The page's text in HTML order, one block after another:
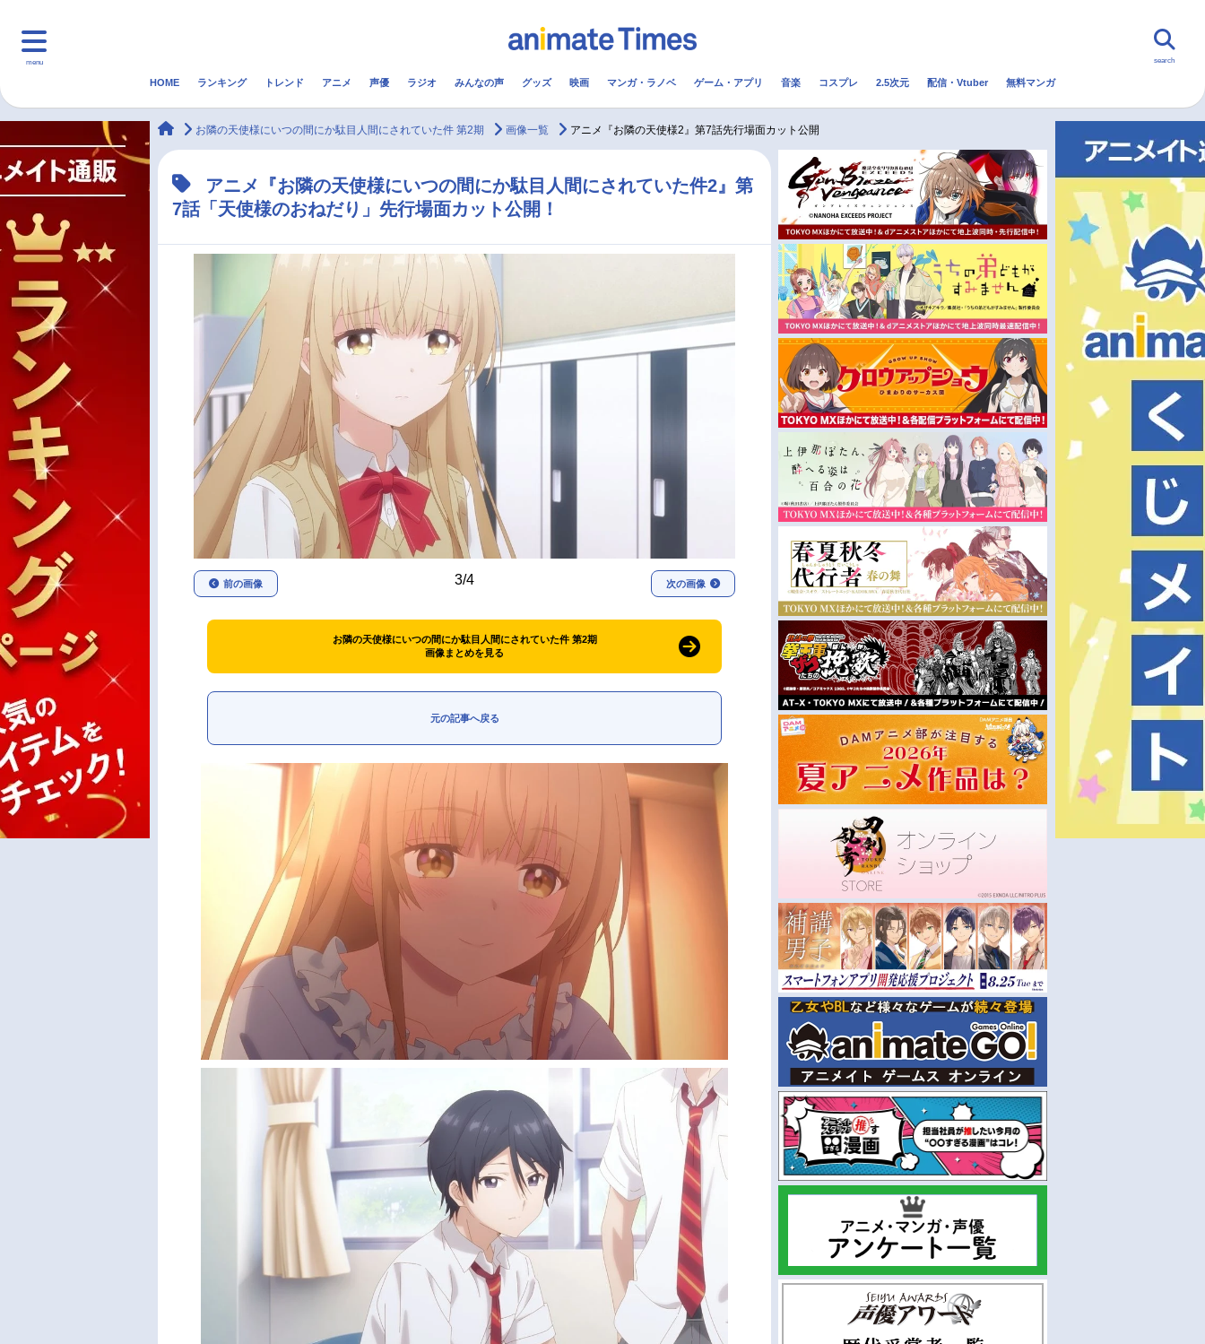
menu
マンガ・ラノベ ゲーム・アプリ 音楽 コスプレ 2.5次元 配信・Vtuber トレンド 無料マンガ
アニメ記事一覧
声優記事一覧 男性声優/女性声優一覧
今期アニメ曜日別一覧 秋アニメ
冬アニメ
FOLLOW US
search
HOME ランキング トレンド アニメ 声優 ラジオ みんなの声 グッズ 映画 マンガ・ラノベ ゲーム・アプリ 音楽 コスプレ 2.5次元 配信・Vtuber 無料マンガ
animateTimes
お隣の天使様にいつの間にか駄目人間にされていた件 第2期 画像一覧 アニメ『お隣の天使様2』第7話先行場面カット公開
アニメ『お隣の天使様にいつの間にか駄目人間にされていた件2』第
7話「天使様のおねだり」先行場面カット公開！
3/4
前の画像 次の画像
お隣の天使様にいつの間にか駄目人間にされていた件 第2期
画像まとめを見る
元の記事へ戻る